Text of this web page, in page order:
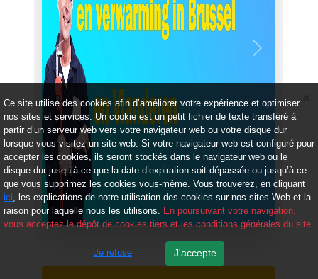
Précédent Suivant
Ce site utilise des cookies afin d’améliorer votre expérience et optimiser
nos sites et services. Un cookie est un petit fichier de texte transféré à
partir d’un serveur web vers votre navigateur web ou votre disque dur
lorsque vous visitez un site web. Si votre navigateur web est configuré pour
accepter les cookies, ils seront stockés dans le navigateur web ou le
disque dur jusqu’à ce que la date d’expiration soit dépassée ou jusqu’à ce
que vous supprimez les cookies vous-même. Vous trouverez, en cliquant
ici, les explications de notre utilisation des cookies sur nos sites Web et la
raison pour laquelle nous les utilisons. En poursuivant votre navigation,
vous acceptez le dépôt de cookies tiers et les conditions générales du site.
Je refuse J'accepte